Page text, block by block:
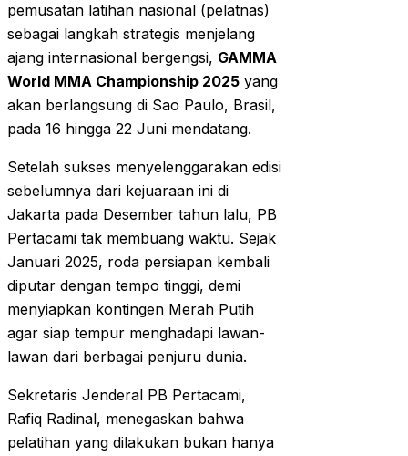
pemusatan latihan nasional (pelatnas)
sebagai langkah strategis menjelang
ajang internasional bergengsi, GAMMA
World MMA Championship 2025 yang
akan berlangsung di Sao Paulo, Brasil,
pada 16 hingga 22 Juni mendatang.
Setelah sukses menyelenggarakan edisi
sebelumnya dari kejuaraan ini di
Jakarta pada Desember tahun lalu, PB
Pertacami tak membuang waktu. Sejak
Januari 2025, roda persiapan kembali
diputar dengan tempo tinggi, demi
menyiapkan kontingen Merah Putih
agar siap tempur menghadapi lawan-
lawan dari berbagai penjuru dunia.
Sekretaris Jenderal PB Pertacami,
Rafiq Radinal, menegaskan bahwa
pelatihan yang dilakukan bukan hanya